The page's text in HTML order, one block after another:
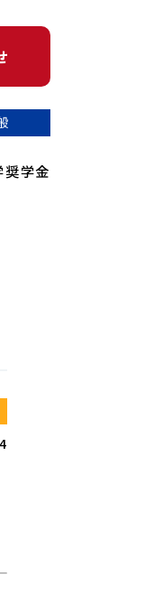
奨学金